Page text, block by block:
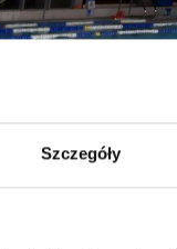
Szczegóły